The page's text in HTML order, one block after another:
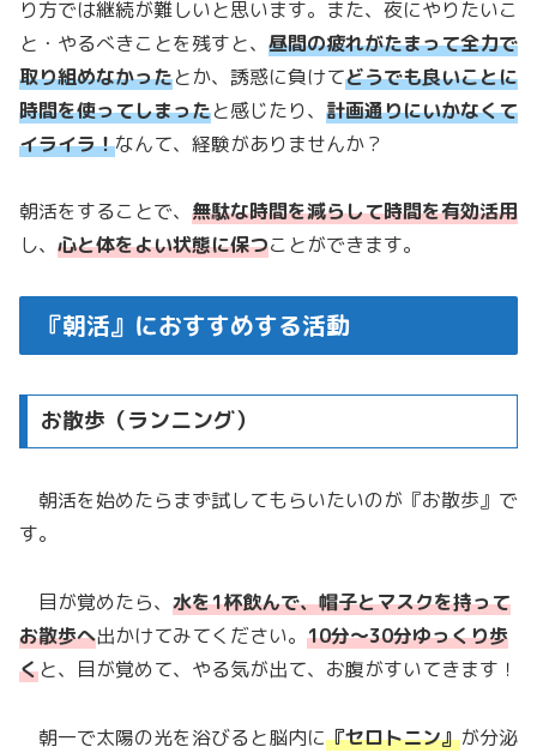
り方では継続が難しいと思います。また、夜にやりたいこ
と・やるべきことを残すと、 昼間の疲れがたまって全力で
取り組めなかったとか、誘惑に負けてどうでも良いことに
時間を使ってしまったと感じたり、 計画通りにいかなくて
イライラ！なんて、経験がありませんか？
朝活をすることで、 無駄な時間を減らして時間を有効活用
し、 心と体をよい状態に保つことができます。
『朝活』におすすめする活動
お散歩（ランニング）
朝活を始めたらまず試してもらいたいのが『お散歩』で
す。
目が覚めたら、 水を1杯飲んで、帽子とマスクを持って
お散歩へ出かけてみてください。 10分～30分ゆっくり歩
くと、目が覚めて、やる気が出て、お腹がすいてきます！
朝一で太陽の光を浴びると脳内に『セロトニン』が分泌